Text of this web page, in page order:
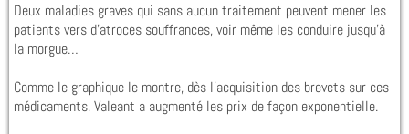
Deux maladies graves qui sans aucun traitement peuvent mener les
patients vers d’atroces souffrances, voir même les conduire jusqu’à
la morgue…
Comme le graphique le montre, dès l’acquisition des brevets sur ces
médicaments, Valeant a augmenté les prix de façon exponentielle.